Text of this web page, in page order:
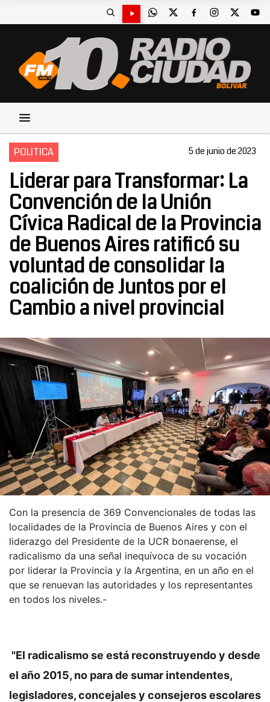
POLITICA 5 de junio de 2023
Liderar para Transformar: La
Convención de la Unión
Cívica Radical de la Provincia
de Buenos Aires ratificó su
voluntad de consolidar la
coalición de Juntos por el
Cambio a nivel provincial
Con la presencia de 369 Convencionales de todas las
localidades de la Provincia de Buenos Aires y con el
liderazgo del Presidente de la UCR bonaerense, el
radicalismo da una señal inequívoca de su vocación
por liderar la Provincia y la Argentina, en un año en el
que se renuevan las autoridades y los representantes
en todos los niveles.-
"El radicalismo se está reconstruyendo y desde
el año 2015, no para de sumar intendentes,
legisladores, concejales y consejeros escolares